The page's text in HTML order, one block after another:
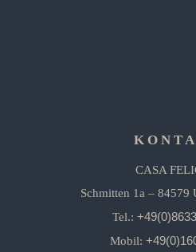
CASA
Schmitten 1a – 84579
Tel.:
Mobil: